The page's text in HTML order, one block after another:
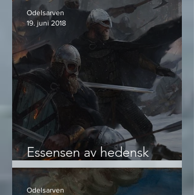
Essensen av hedensk
livsførsel og visdom
Odelsarven
19. juni 2018
Odelsarven